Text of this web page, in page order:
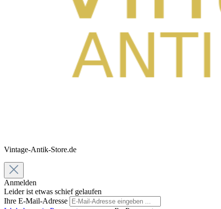
Vintage-Antik-Store.de
Anmelden
Leider ist etwas schief gelaufen
Ihre E-Mail-Adresse